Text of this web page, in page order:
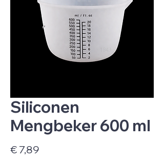
Siliconen
Mengbeker 600 ml
€ 7,89